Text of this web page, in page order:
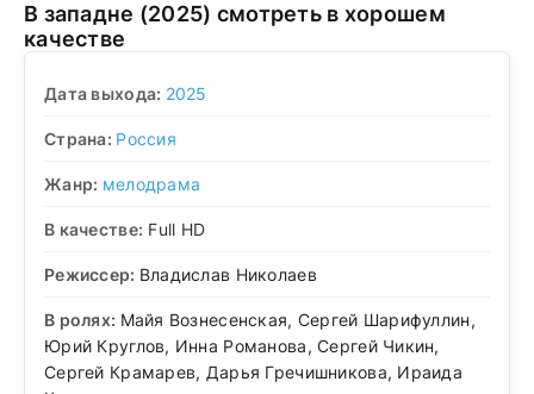
В западне (2025) смотреть в хорошем
качестве
Дата выхода: 2025
Страна: Россия
Жанр: мелодрама
В качестве: Full HD
Режиссер: Владислав Николаев
В ролях: Майя Вознесенская, Сергей Шарифуллин,
Юрий Круглов, Инна Романова, Сергей Чикин,
Сергей Крамарев, Дарья Гречишникова, Ираида